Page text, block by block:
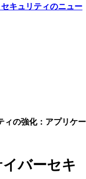
ィの強化：アプリケー
バーセキ